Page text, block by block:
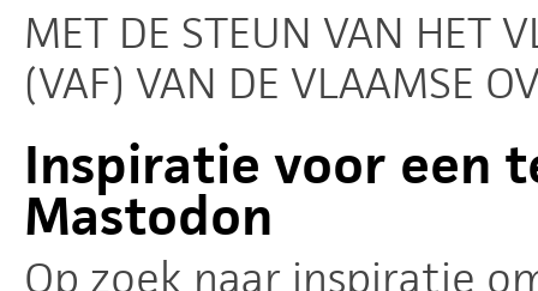
MET DE STEUN VAN HET
(VAF) VAN DE VLAAMSE
Inspiratie voor een
Mastodon
Op zoek naar inspiratie